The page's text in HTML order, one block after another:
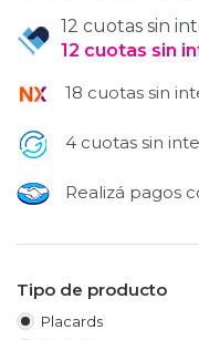
12 cuotas sin
12 cuotas sin
18 cuotas sin
4 cuotas sin
Realizá pagos
Tipo de producto
Placards